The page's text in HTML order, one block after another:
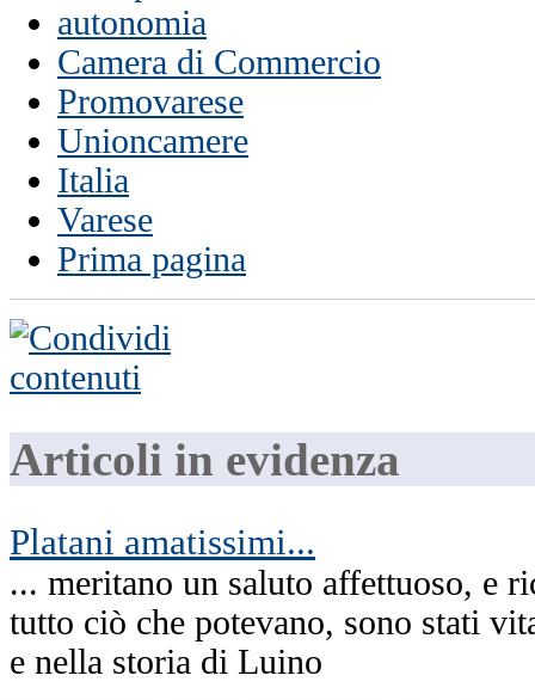
autonomia
Camera di Commercio
Promovarese
Unioncamere
Italia
Varese
Prima pagina
Articoli in evidenza
Platani amatissimi...
... meritano un saluto affettuoso, e
tutto ciò che potevano, sono stati
e nella storia di Luino